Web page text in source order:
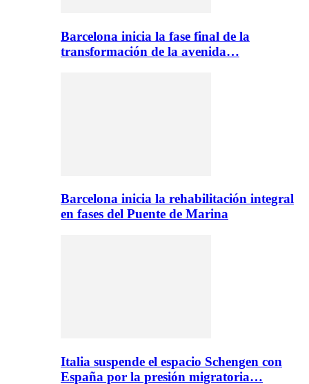
Barcelona inicia la fase final de la
transformación de la avenida…
Barcelona inicia la rehabilitación integral
en fases del Puente de Marina
Italia suspende el espacio Schengen con
España por la presión migratoria…